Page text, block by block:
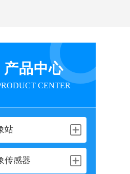
产品中心
CENTER
站
传感器